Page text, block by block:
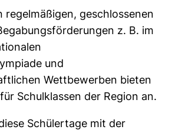
regelmäßigen, geschlossenen
z. B. im
und
Wettbewerben bieten
Schulklassen der Region an.
Schülertage mit der